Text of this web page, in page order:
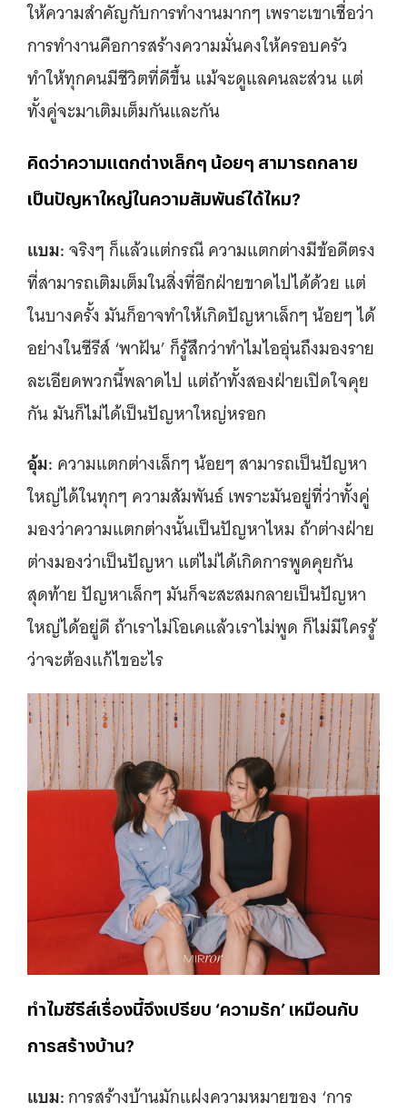
ให้ความสำคัญกับการทำงานมากๆ เพราะเขาเชื่อว่า
การทำงานคือการสร้างความมั่นคงให้ครอบครัว
ทำให้ทุกคนมีชีวิตที่ดีขึ้น แม้จะดูแลคนละส่วน แต่
ทั้งคู่จะมาเติมเต็มกันและกัน
คิดว่าความแตกต่างเล็กๆ น้อยๆ สามารถกลาย
เป็นปัญหาใหญ่ในความสัมพันธ์ได้ไหม?
แบม:จริงๆ ก็แล้วแต่กรณี ความแตกต่างมีข้อดีตรง
ที่สามารถเติมเต็มในสิ่งที่อีกฝ่ายขาดไปได้ด้วย แต่
ในบางครั้ง มันก็อาจทำให้เกิดปัญหาเล็กๆ น้อยๆ ได้
อย่างในซีรีส์ ‘พาฝัน’ ก็รู้สึกว่าทำไมไออุ่นถึงมองราย
ละเอียดพวกนี้พลาดไป แต่ถ้าทั้งสองฝ่ายเปิดใจคุย
กัน มันก็ไม่ได้เป็นปัญหาใหญ่หรอก
อุ้ม: ความแตกต่างเล็กๆ น้อยๆ สามารถเป็นปัญหา
ใหญ่ได้ในทุกๆ ความสัมพันธ์ เพราะมันอยู่ที่ว่าทั้งคู่
มองว่าความแตกต่างนั้นเป็นปัญหาไหม ถ้าต่างฝ่าย
ต่างมองว่าเป็นปัญหา แต่ไม่ได้เกิดการพูดคุยกัน
สุดท้าย ปัญหาเล็กๆ มันก็จะสะสมกลายเป็นปัญหา
ใหญ่ได้อยู่ดี ถ้าเราไม่โอเคแล้วเราไม่พูด ก็ไม่มีใครรู้
ว่าจะต้องแก้ไขอะไร
ทำไมซีรีส์เรื่องนี้จึงเปรียบ ‘ความรัก’ เหมือนกับ
การสร้างบ้าน?
แบม:การสร้างบ้านมักแฝงความหมายของ ‘การ